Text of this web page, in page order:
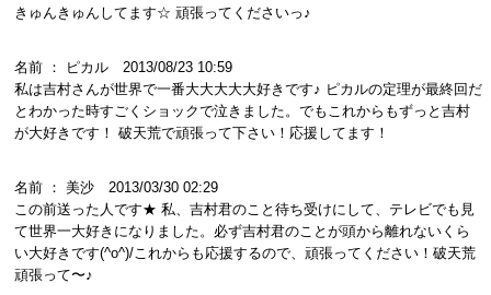
きゅんきゅんしてます☆ 頑張ってくださいっ♪
名前 ： ピカル 2013/08/23 10:59
私は吉村さんが世界で一番大大大大大好きです♪ ピカルの定理が最終回だ
とわかった時すごくショックで泣きました。でもこれからもずっと吉村
が大好きです！ 破天荒で頑張って下さい！応援してます！
名前 ： 美沙 2013/03/30 02:29
この前送った人です★ 私、吉村君のこと待ち受けにして、テレビでも見
て世界一大好きになりました。必ず吉村君のことが頭から離れないくら
い大好きです(^o^)/これからも応援するので、頑張ってください！破天荒
頑張って〜♪